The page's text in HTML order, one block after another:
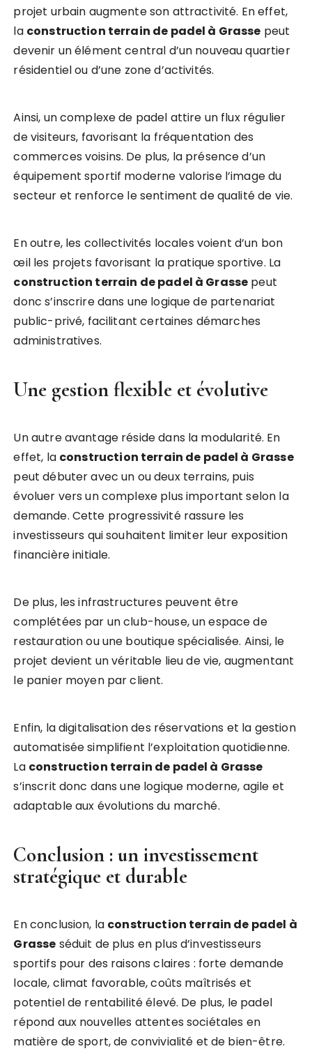
projet urbain augmente son attractivité. En effet,
la construction terrain de padel à Grasse peut
devenir un élément central d’un nouveau quartier
résidentiel ou d’une zone d’activités.
Ainsi, un complexe de padel attire un flux régulier
de visiteurs, favorisant la fréquentation des
commerces voisins. De plus, la présence d’un
équipement sportif moderne valorise l’image du
secteur et renforce le sentiment de qualité de vie.
En outre, les collectivités locales voient d’un bon
œil les projets favorisant la pratique sportive. La
construction terrain de padel à Grasse peut
donc s’inscrire dans une logique de partenariat
public-privé, facilitant certaines démarches
administratives.
Une gestion flexible et évolutive
Un autre avantage réside dans la modularité. En
effet, la construction terrain de padel à Grasse
peut débuter avec un ou deux terrains, puis
évoluer vers un complexe plus important selon la
demande. Cette progressivité rassure les
investisseurs qui souhaitent limiter leur exposition
financière initiale.
De plus, les infrastructures peuvent être
complétées par un club-house, un espace de
restauration ou une boutique spécialisée. Ainsi, le
projet devient un véritable lieu de vie, augmentant
le panier moyen par client.
Enfin, la digitalisation des réservations et la gestion
automatisée simplifient l’exploitation quotidienne.
La construction terrain de padel à Grasse
s’inscrit donc dans une logique moderne, agile et
adaptable aux évolutions du marché.
Conclusion : un investissement
stratégique et durable
En conclusion, la construction terrain de padel à
Grasse séduit de plus en plus d’investisseurs
sportifs pour des raisons claires : forte demande
locale, climat favorable, coûts maîtrisés et
potentiel de rentabilité élevé. De plus, le padel
répond aux nouvelles attentes sociétales en
matière de sport, de convivialité et de bien-être.